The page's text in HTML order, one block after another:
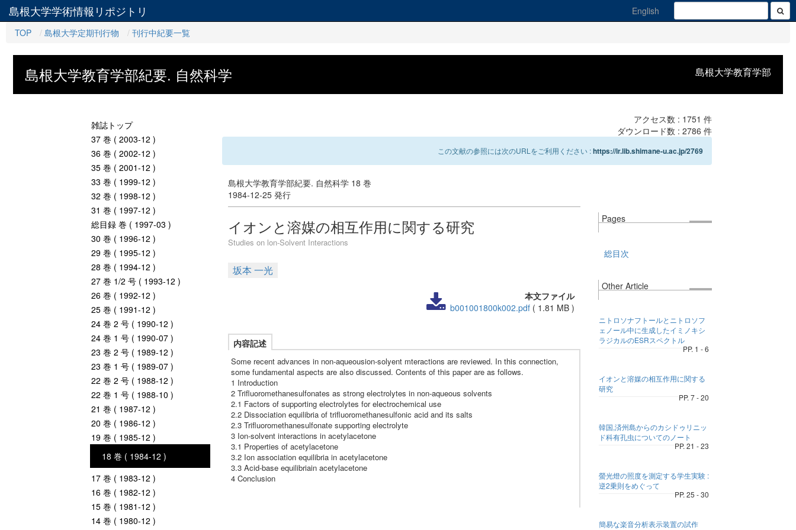
島根大学学術情報リポジトリ
English
TOP
島根大学定期刊行物 刊行中紀要一覧
島根大学教育学部
島根大学教育学部紀要. 自然科学
雑誌トップ
37 巻 ( 2003-12 )
36 巻 ( 2002-12 )
35 巻 ( 2001-12 )
33 巻 ( 1999-12 )
32 巻 ( 1998-12 )
31 巻 ( 1997-12 )
総目録 巻 ( 1997-03 )
30 巻 ( 1996-12 )
29 巻 ( 1995-12 )
28 巻 ( 1994-12 )
27 巻 1/2 号 ( 1993-12 )
26 巻 ( 1992-12 )
25 巻 ( 1991-12 )
24 巻 2 号 ( 1990-12 )
24 巻 1 号 ( 1990-07 )
23 巻 2 号 ( 1989-12 )
23 巻 1 号 ( 1989-07 )
22 巻 2 号 ( 1988-12 )
22 巻 1 号 ( 1988-10 )
21 巻 ( 1987-12 )
20 巻 ( 1986-12 )
19 巻 ( 1985-12 )
18 巻 ( 1984-12 )
17 巻 ( 1983-12 )
16 巻 ( 1982-12 )
15 巻 ( 1981-12 )
14 巻 ( 1980-12 )
アクセス数 : 1751 件
ダウンロード数 : 2786 件
この文献の参照には次のURLをご利用ください :https://ir.lib.shimane-u.ac.jp/2769
島根大学教育学部紀要. 自然科学 18 巻
1984-12-25 発行
イオンと溶媒の相互作用に関する研究
Studies on lon-Solvent Interactions
坂本 一光
本文ファイル
b001001800k002.pdf ( 1.81 MB )
内容記述
Some recent advances in non-aqueousion-solyent mteractions are reviewed. In this connection,
some fundamental aspects are also discussed. Contents of this paper are as follows.
1 Introduction
2 Trifluoromethanesulfonates as strong electrolytes in non-aqueous solvents
2.1 Factors of supporting electrolytes for electrochemical use
2.2 Dissociation equilibria of trifluoromethanesulfonic acid and its salts
2.3 Trifluoromethanesulfonate supporting electrolyte
3 Ion-solvent interactions in acetylacetone
3.1 Properties of acetylacetone
3.2 Ion association equilibria in acetylacetone
3.3 Acid-base equilibriain acetylacetone
4 Conclusion
Pages
総目次
Other Article
ニトロソナフトールとニトロソフ
ェノール中に生成したイミノキシ
ラジカルのESRスペクトル
PP. 1 - 6
イオンと溶媒の相互作用に関する
研究
PP. 7 - 20
韓国,済州島からのカシドゥリニッ
ド科有孔虫についてのノート
PP. 21 - 23
螢光燈の照度を測定する学生実験 :
逆2乗則をめぐって
PP. 25 - 30
簡易な楽音分析表示装置の試作